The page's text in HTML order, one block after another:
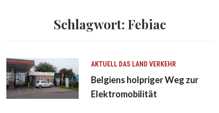
Schlagwort: Febiac
AKTUELL DAS LAND VERKEHR
Belgiens holpriger Weg zur
Elektromobilität